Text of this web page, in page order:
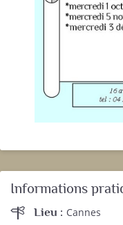
Informations
Lieu : Cannes